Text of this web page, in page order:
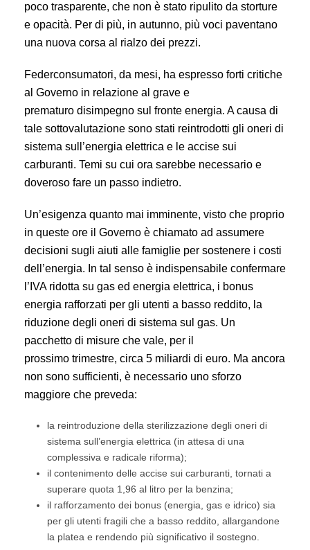
poco trasparente, che non è stato ripulito da storture
e opacità. Per di più, in autunno, più voci paventano
una nuova corsa al rialzo dei prezzi.
Federconsumatori, da mesi, ha espresso forti critiche
al Governo in relazione al grave e
prematuro disimpegno sul fronte energia. A causa di
tale sottovalutazione sono stati reintrodotti gli oneri di
sistema sull’energia elettrica e le accise sui
carburanti. Temi su cui ora sarebbe necessario e
doveroso fare un passo indietro.
Un’esigenza quanto mai imminente, visto che proprio
in queste ore il Governo è chiamato ad assumere
decisioni sugli aiuti alle famiglie per sostenere i costi
dell’energia. In tal senso è indispensabile confermare
l’IVA ridotta su gas ed energia elettrica, i bonus
energia rafforzati per gli utenti a basso reddito, la
riduzione degli oneri di sistema sul gas. Un
pacchetto di misure che vale, per il
prossimo trimestre, circa 5 miliardi di euro. Ma ancora
non sono sufficienti, è necessario uno sforzo
maggiore che preveda:
la reintroduzione della sterilizzazione degli oneri di
sistema sull’energia elettrica (in attesa di una
complessiva e radicale riforma);
il contenimento delle accise sui carburanti, tornati a
superare quota 1,96 al litro per la benzina;
il rafforzamento dei bonus (energia, gas e idrico) sia
per gli utenti fragili che a basso reddito, allargandone
la platea e rendendo più significativo il sostegno.